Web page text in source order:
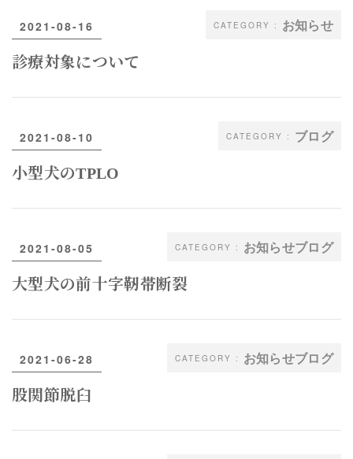
お知らせ
2021-08-16
診療対象について
ブログ
2021-08-10
小型犬のTPLO
お知らせブログ
2021-08-05
大型犬の前十字靭帯断裂
お知らせブログ
2021-06-28
股関節脱臼